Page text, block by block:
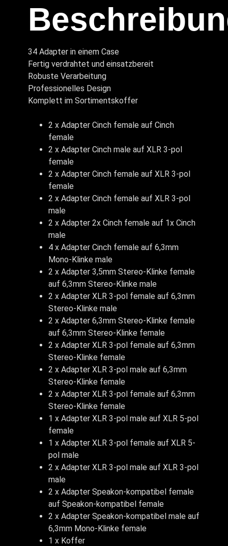
34 Adapter in einem Case
Fertig verdrahtet und einsatzbereit
Robuste Verarbeitung
Professionelles Design
Komplett im Sortimentskoffer
2 x Adapter Cinch female auf Cinch
female
2 x Adapter Cinch male auf XLR 3-pol
female
2 x Adapter Cinch female auf XLR 3-pol
female
2 x Adapter Cinch female auf XLR 3-pol
male
2 x Adapter 2x Cinch female auf 1x Cinch
male
4 x Adapter Cinch female auf 6,3mm
Mono-Klinke male
2 x Adapter 3,5mm Stereo-Klinke female
auf 6,3mm Stereo-Klinke male
2 x Adapter XLR 3-pol female auf 6,3mm
Stereo-Klinke male
2 x Adapter 6,3mm Stereo-Klinke female
auf 6,3mm Stereo-Klinke female
2 x Adapter XLR 3-pol female auf 6,3mm
Stereo-Klinke female
2 x Adapter XLR 3-pol male auf 6,3mm
Stereo-Klinke female
2 x Adapter XLR 3-pol female auf 6,3mm
Stereo-Klinke female
1 x Adapter XLR 3-pol male auf XLR 5-pol
female
1 x Adapter XLR 3-pol female auf XLR 5-
pol male
2 x Adapter XLR 3-pol male auf XLR 3-pol
male
2 x Adapter Speakon-kompatibel female
auf Speakon-kompatibel female
2 x Adapter Speakon-kompatibel male auf
6,3mm Mono-Klinke female
1 x Koffer